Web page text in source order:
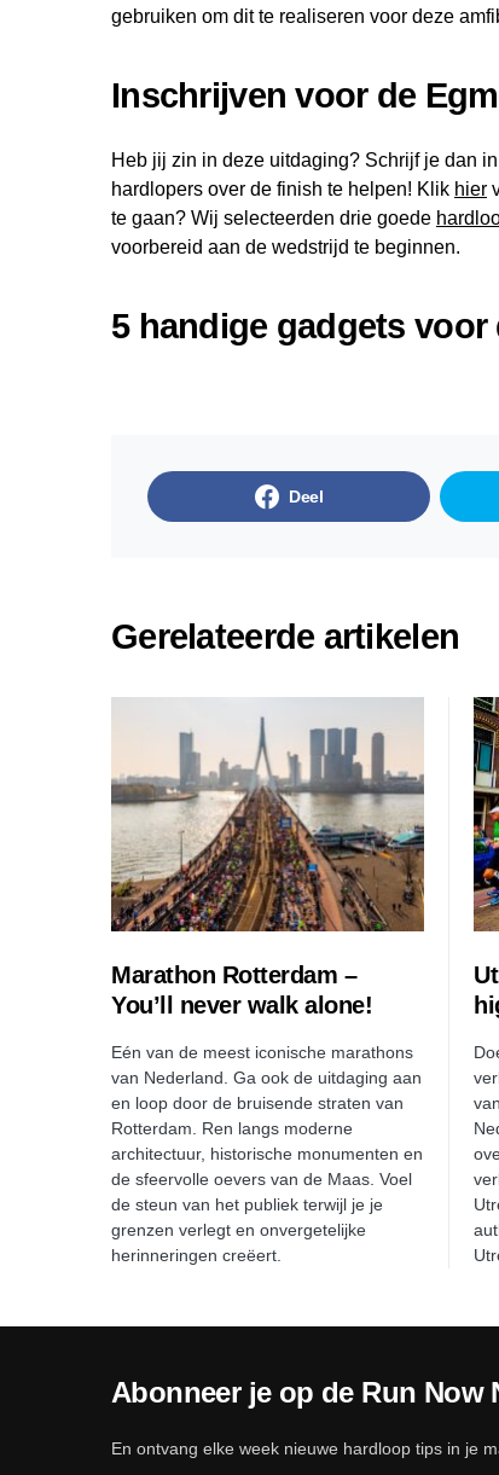
gebruiken om dit te realiseren voor deze
Inschrijven voor de
Heb jij zin in deze uitdaging? Schrijf je dan
hardlopers over de finish te helpen! Klik hier
te gaan? Wij selecteerden drie goede
voorbereid aan de wedstrijd te beginnen.
5 handige gadgets
Deel
Gerelateerde artikelen
Marathon Rotterdam –
You’ll never walk alone!
Eén van de meest iconische marathons
van Nederland. Ga ook de uitdaging aan
en loop door de bruisende straten van
Rotterdam. Ren langs moderne
architectuur, historische monumenten en
de sfeervolle oevers van de Maas. Voel
de steun van het publiek terwijl je je
grenzen verlegt en onvergetelijke
herinneringen creëert.
Abonneer je op de Run Now
En ontvang elke week nieuwe hardloop tips in je